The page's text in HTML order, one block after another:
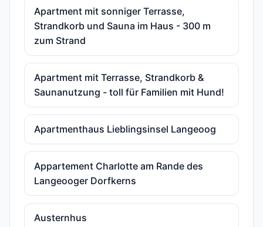
Apartment mit sonniger Terrasse,
Strandkorb und Sauna im Haus - 300 m
zum Strand
Apartment mit Terrasse, Strandkorb &
Saunanutzung - toll für Familien mit Hund!
Apartmenthaus Lieblingsinsel Langeoog
Appartement Charlotte am Rande des
Langeooger Dorfkerns
Austernhus